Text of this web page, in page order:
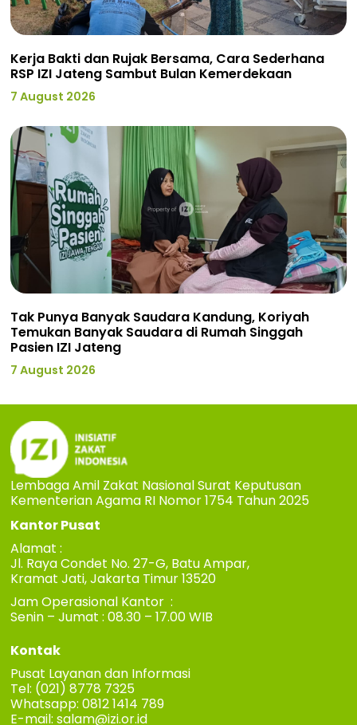
Kerja Bakti dan Rujak Bersama, Cara Sederhana
RSP IZI Jateng Sambut Bulan Kemerdekaan
7 August 2026
Tak Punya Banyak Saudara Kandung, Koriyah
Temukan Banyak Saudara di Rumah Singgah
Pasien IZI Jateng
7 August 2026
Lembaga Amil Zakat Nasional Surat Keputusan
Kementerian Agama RI Nomor 1754 Tahun 2025
Kantor Pusat
Alamat :
Jl. Raya Condet No. 27-G, Batu Ampar,
Kramat Jati, Jakarta Timur 13520
Jam Operasional Kantor :
Senin – Jumat : 08.30 – 17.00 WIB
Kontak
Pusat Layanan dan Informasi
Tel: (021) 8778 7325
Whatsapp: 0812 1414 789
E-mail:salam@izi.or.id